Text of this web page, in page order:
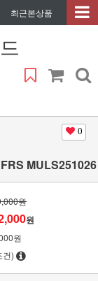
최근본상품
0
MULS251026
원
원
원
건)